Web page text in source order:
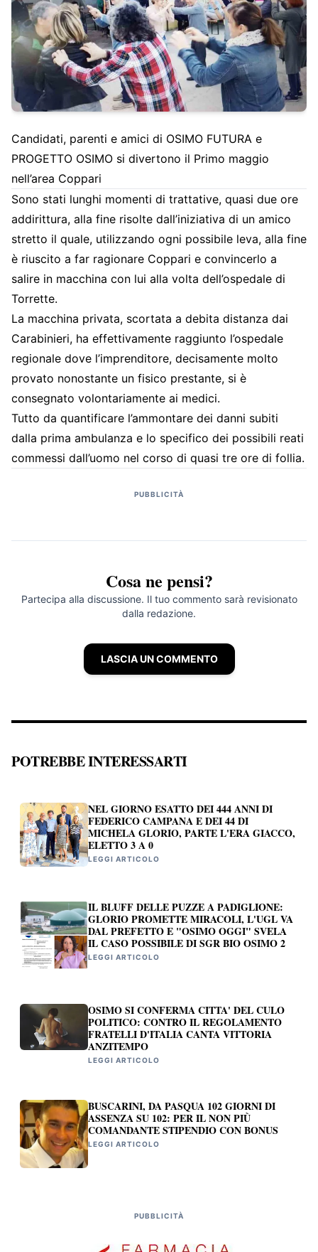
Candidati, parenti e amici di OSIMO FUTURA e
PROGETTO OSIMO si divertono il Primo maggio
nell’area Coppari
Sono stati lunghi momenti di trattative, quasi due ore
addirittura, alla fine risolte dall’iniziativa di un amico
stretto il quale, utilizzando ogni possibile leva, alla fine
è riuscito a far ragionare Coppari e convincerlo a
salire in macchina con lui alla volta dell’ospedale di
Torrette.
La macchina privata, scortata a debita distanza dai
Carabinieri, ha effettivamente raggiunto l’ospedale
regionale dove l’imprenditore, decisamente molto
provato nonostante un fisico prestante, si è
consegnato volontariamente ai medici.
Tutto da quantificare l’ammontare dei danni subiti
dalla prima ambulanza e lo specifico dei possibili reati
commessi dall’uomo nel corso di quasi tre ore di follia.
PUBBLICITÀ
Cosa ne pensi?
Partecipa alla discussione. Il tuo commento sarà revisionato
dalla redazione.
LASCIA UN COMMENTO
POTREBBE INTERESSARTI
NEL GIORNO ESATTO DEI 444 ANNI DI
FEDERICO CAMPANA E DEI 44 DI
MICHELA GLORIO, PARTE L'ERA GIACCO,
ELETTO 3 A 0
LEGGI ARTICOLO
IL BLUFF DELLE PUZZE A PADIGLIONE:
GLORIO PROMETTE MIRACOLI, L'UGL VA
DAL PREFETTO E "OSIMO OGGI" SVELA
IL CASO POSSIBILE DI SGR BIO OSIMO 2
LEGGI ARTICOLO
OSIMO SI CONFERMA CITTA' DEL CULO
POLITICO: CONTRO IL REGOLAMENTO
FRATELLI D'ITALIA CANTA VITTORIA
ANZITEMPO
LEGGI ARTICOLO
BUSCARINI, DA PASQUA 102 GIORNI DI
ASSENZA SU 102: PER IL NON PIÙ
COMANDANTE STIPENDIO CON BONUS
LEGGI ARTICOLO
PUBBLICITÀ